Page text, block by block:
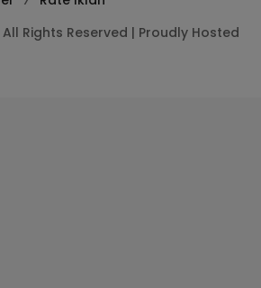
Rights Reserved | Proudly Hosted